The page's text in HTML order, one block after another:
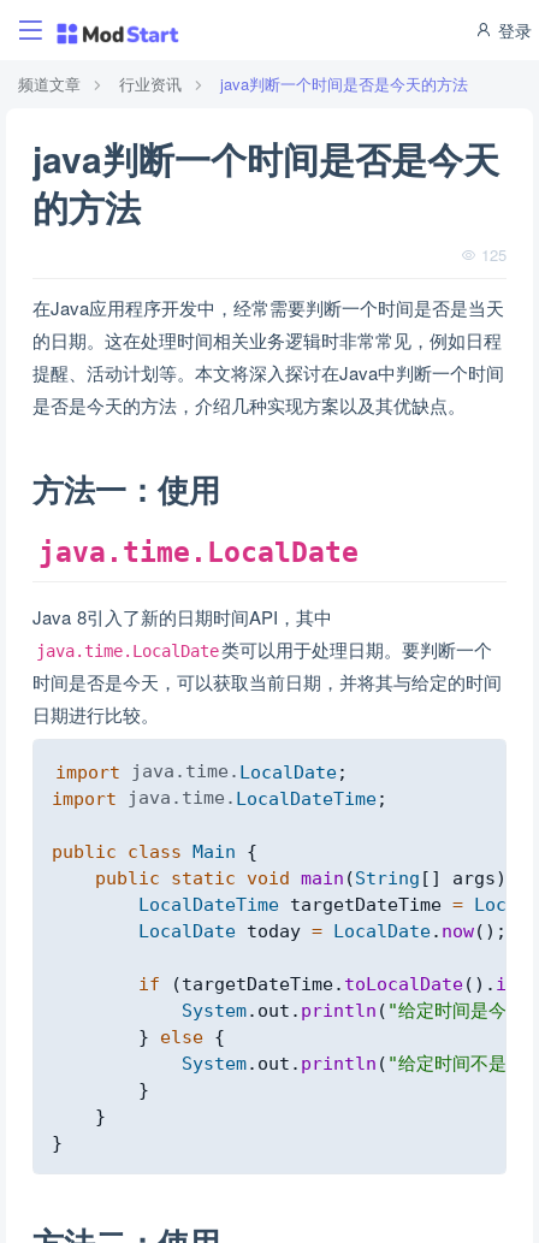
登录
频道文章 行业资讯 java判断一个时间是否是今天的方法
java判断一个时间是否是今天
的方法
125
在Java应用程序开发中，经常需要判断一个时间是否是当天
的日期。这在处理时间相关业务逻辑时非常常见，例如日程
提醒、活动计划等。本文将深入探讨在Java中判断一个时间
是否是今天的方法，介绍几种实现方案以及其优缺点。
方法一：使用
java.time.LocalDate
Java 8引入了新的日期时间API，其中
java.time.LocalDate类可以用于处理日期。要判断一个
时间是否是今天，可以获取当前日期，并将其与给定的时间
日期进行比较。
import java . time . LocalDate;
import
java . time . LocalDateTime;
public class Main
{
public
static void main (String [ ] args)
LocalDateTime targetDateTime =
LocalDate today = LocalDate. now( ) ;
if (targetDateTime. toLocalDate( ) .
System. out . println ( "给定时间是今天
}
else {
System. out . println ( "给定时间不是今
}
}
}